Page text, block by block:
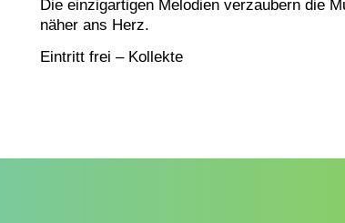
Die einzigartigen Melodien verzaubern die
näher ans Herz.
Eintritt frei – Kollekte